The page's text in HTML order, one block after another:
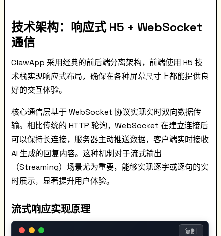
技术架构：响应式 H5 + WebSocket
通信
ClawApp 采用经典的前后端分离架构，前端使用 H5 技
术栈实现响应式布局，确保在各种屏幕尺寸上都能提供良
好的交互体验。
核心通信层基于 WebSocket 协议实现实时双向数据传
输。相比传统的 HTTP 轮询，WebSocket 在建立连接后
可以保持长连接，服务器主动推送数据，客户端实时接收
AI 生成的回复内容。这种机制对于流式输出
（Streaming）场景尤为重要，能够实现逐字或逐句的实
时展示，显著提升用户体验。
流式响应实现原理
复制